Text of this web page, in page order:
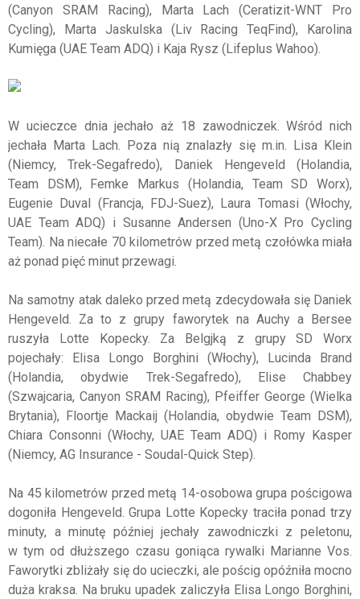
(Canyon SRAM Racing), Marta Lach (Ceratizit-WNT Pro
Cycling), Marta Jaskulska (Liv Racing TeqFind), Karolina
Kumięga (UAE Team ADQ) i Kaja Rysz (Lifeplus Wahoo).
W ucieczce dnia jechało aż 18 zawodniczek. Wśród nich
jechała Marta Lach. Poza nią znalazły się m.in. Lisa Klein
(Niemcy, Trek-Segafredo), Daniek Hengeveld (Holandia,
Team DSM), Femke Markus (Holandia, Team SD Worx),
Eugenie Duval (Francja, FDJ-Suez), Laura Tomasi (Włochy,
UAE Team ADQ) i Susanne Andersen (Uno-X Pro Cycling
Team). Na niecałe 70 kilometrów przed metą czołówka miała
aż ponad pięć minut przewagi.
Na samotny atak daleko przed metą zdecydowała się Daniek
Hengeveld. Za to z grupy faworytek na Auchy a Bersee
ruszyła Lotte Kopecky. Za Belgjką z grupy SD Worx
pojechały: Elisa Longo Borghini (Włochy), Lucinda Brand
(Holandia, obydwie Trek-Segafredo), Elise Chabbey
(Szwajcaria, Canyon SRAM Racing), Pfeiffer George (Wielka
Brytania), Floortje Mackaij (Holandia, obydwie Team DSM),
Chiara Consonni (Włochy, UAE Team ADQ) i Romy Kasper
(Niemcy, AG Insurance - Soudal-Quick Step).
Na 45 kilometrów przed metą 14-osobowa grupa pościgowa
dogoniła Hengeveld. Grupa Lotte Kopecky traciła ponad trzy
minuty, a minutę później jechały zawodniczki z peletonu,
w tym od dłuższego czasu goniąca rywalki Marianne Vos.
Faworytki zbliżały się do ucieczki, ale pościg opóźniła mocno
duża kraksa. Na bruku upadek zaliczyła Elisa Longo Borghini,